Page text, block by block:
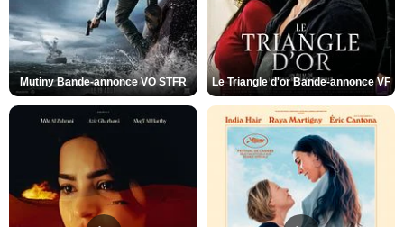
Mutiny Bande-annonce VO STFR Le Triangle d'or Bande-annonce VF